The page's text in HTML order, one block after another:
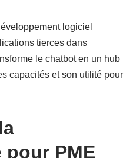
logiciel
tierces dans
le chatbot en un hub
capacités et son utilité pour
PME